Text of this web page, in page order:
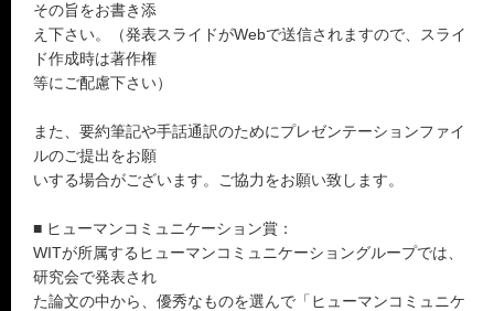
その旨をお書き添
え下さい。（発表スライドがWebで送信されますので、スライ
ド作成時は著作権
等にご配慮下さい）
また、要約筆記や手話通訳のためにプレゼンテーションファイ
ルのご提出をお願
いする場合がございます。ご協力をお願い致します。
■ ヒューマンコミュニケーション賞：
WITが所属するヒューマンコミュニケーショングループでは、
研究会で発表され
た論文の中から、優秀なものを選んで「ヒューマンコミュニケ